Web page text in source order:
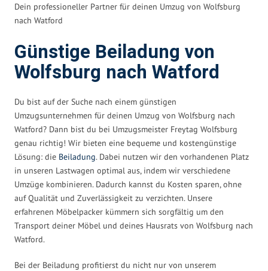
Dein professioneller Partner für deinen Umzug von Wolfsburg
nach Watford
Günstige Beiladung von
Wolfsburg nach Watford
Du bist auf der Suche nach einem günstigen
Umzugsunternehmen für deinen Umzug von Wolfsburg nach
Watford? Dann bist du bei Umzugsmeister Freytag Wolfsburg
genau richtig! Wir bieten eine bequeme und kostengünstige
Lösung: die Beiladung. Dabei nutzen wir den vorhandenen Platz
in unseren Lastwagen optimal aus, indem wir verschiedene
Umzüge kombinieren. Dadurch kannst du Kosten sparen, ohne
auf Qualität und Zuverlässigkeit zu verzichten. Unsere
erfahrenen Möbelpacker kümmern sich sorgfältig um den
Transport deiner Möbel und deines Hausrats von Wolfsburg nach
Watford.
Bei der Beiladung profitierst du nicht nur von unserem